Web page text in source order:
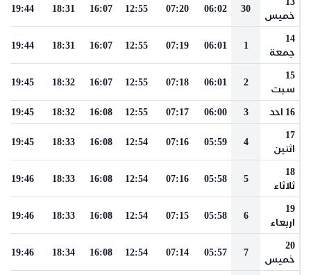
خميس
30
06:02
07:20
12:55
16:07
18:31
19:44
14
جمعة
1
06:01
07:19
12:55
16:07
18:31
19:44
15
سبت
2
06:01
07:18
12:55
16:07
18:32
19:45
16 احد 3
06:00
07:17
12:55
16:08
18:32
19:45
17
اثنين
4
05:59
07:16
12:54
16:08
18:33
19:45
18
ثلاثاء
5
05:58
07:16
12:54
16:08
18:33
19:46
19
اربعاء
6
05:58
07:15
12:54
16:08
18:33
19:46
20
خميس
7
05:57
07:14
12:54
16:08
18:34
19:46